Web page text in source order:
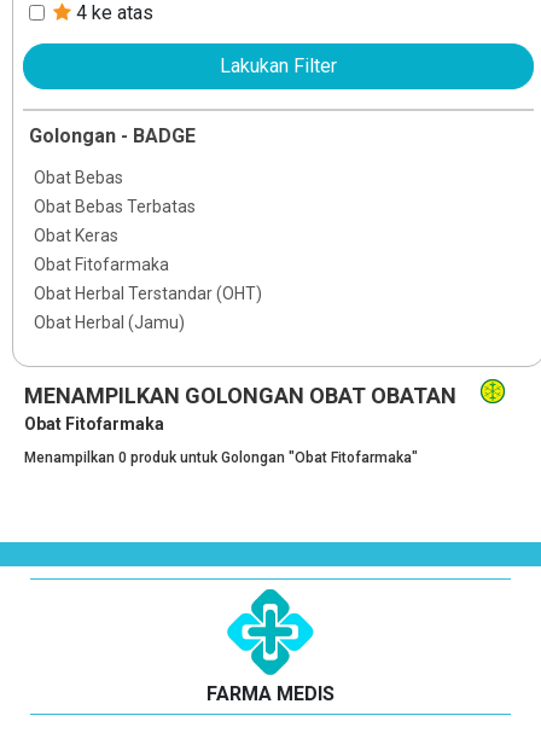
4 ke atas
Lakukan Filter
Golongan - BADGE
Obat Bebas
Obat Bebas Terbatas
Obat Keras
Obat Fitofarmaka
Obat Herbal Terstandar (OHT)
Obat Herbal (Jamu)
MENAMPILKAN GOLONGAN OBAT OBATAN
Obat Fitofarmaka
Menampilkan 0 produk untuk Golongan "Obat Fitofarmaka"
FARMA MEDIS